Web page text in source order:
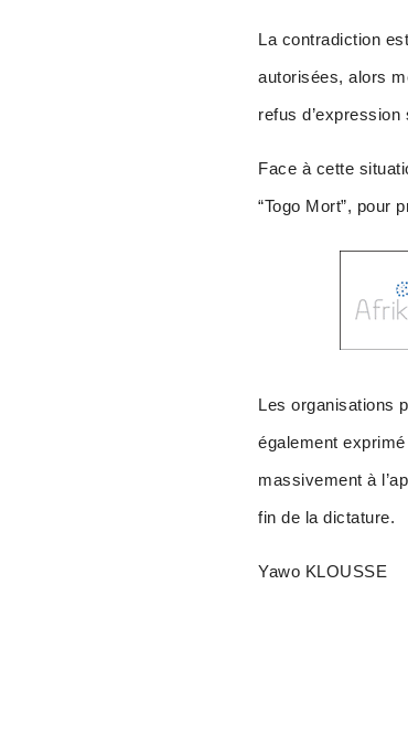
La contradiction
autorisées, alors
refus
Face à cette
“Togo Mort”, pour
Les organisations
également
massivement à
fin de la dictature.
Yawo KLOUSSE